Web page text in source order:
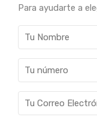
Para ayudarte a